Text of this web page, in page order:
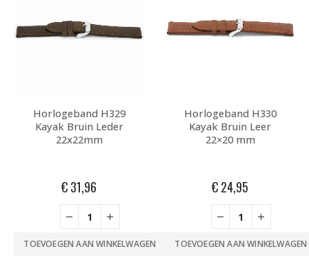
Horlogeband H329
Kayak Bruin Leder
22x22mm
€31,96
TOEVOEGEN AAN WINKELWAGEN
Horlogeband H330
Kayak Bruin Leer
22×20 mm
€24,95
TOEVOEGEN AAN WINKELWAGEN